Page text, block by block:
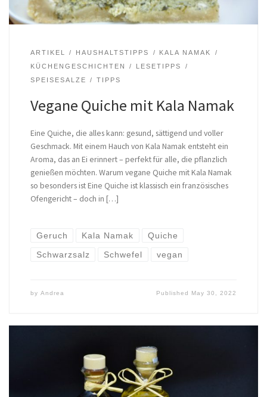
ARTIKEL HAUSHALTSTIPPS
KALA NAMAK
KÜCHENGESCHICHTEN
LESETIPPS
SPEISESALZE
TIPPS
Vegane Quiche mit Kala Namak
Eine Quiche, die alles kann: gesund, sättigend und voller
Geschmack. Mit einem Hauch von Kala Namak entsteht ein
Aroma, das an Ei erinnert – perfekt für alle, die pflanzlich
genießen möchten. Warum vegane Quiche mit Kala Namak
so besonders ist Eine Quiche ist klassisch ein französisches
Ofengericht – doch in […]
Geruch Kala Namak Quiche
Schwarzsalz Schwefel vegan
by Andrea Published May 30, 2022